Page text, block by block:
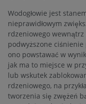
Wodogłowie jest
nieprawidłowym
rdzeniowego wewnątrz
podwyższone ciśnienie
ono powstawać w
jak ma to miejsce w
lub wskutek
rdzeniowego, na
tworzenia się zwężeń